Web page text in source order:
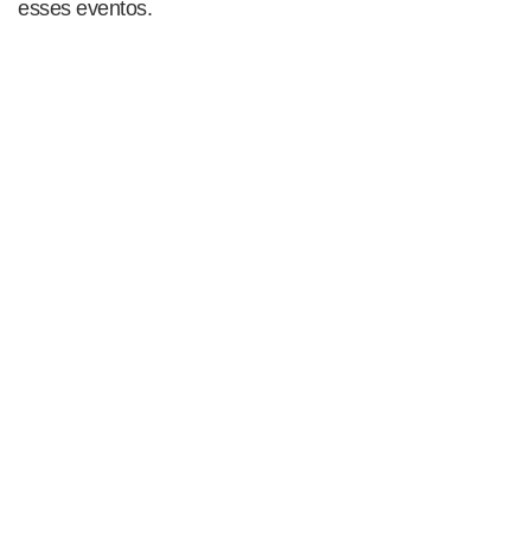
esses eventos.